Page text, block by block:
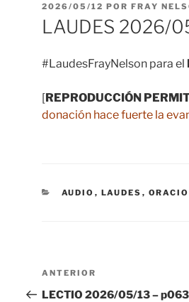
PUBLICADO
EL
2026/05/12 POR FRAY
LAUDES 2026/
#LaudesFrayNelson para el
[REPRODUCCIÓN
donación hace fuerte la
CATEGORÍAS
AUDIO , LAUDES ,
Navegación
de
Entrada
anterior:
ANTERIOR
LECTIO 2026/05/13 – p063